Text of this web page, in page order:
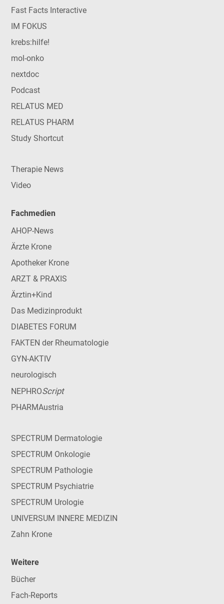
Fast Facts Interactive
IM FOKUS
krebs:hilfe!
mol-onko
nextdoc
Podcast
RELATUS MED
RELATUS PHARM
Study Shortcut
Therapie News
Video
Fachmedien
AHOP-News
Ärzte Krone
Apotheker Krone
ARZT & PRAXIS
Ärztin+Kind
Das Medizinprodukt
DIABETES FORUM
FAKTEN der Rheumatologie
GYN-AKTIV
neurologisch
NEPHROScript
PHARMAustria
SPECTRUM Dermatologie
SPECTRUM Onkologie
SPECTRUM Pathologie
SPECTRUM Psychiatrie
SPECTRUM Urologie
UNIVERSUM INNERE MEDIZIN
Zahn Krone
Weitere
Bücher
Fach-Reports